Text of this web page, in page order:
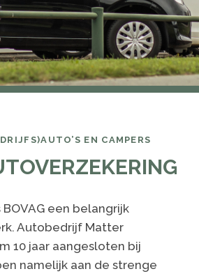
EN CAMPERS
een belangrijk
Autobedrijf Matter
10 jaar aangesloten bij
namelijk aan de strenge